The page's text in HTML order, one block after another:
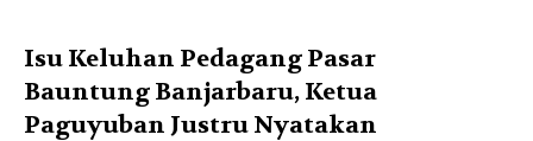
Isu Keluhan Pedagang Pasar
Bauntung Banjarbaru, Ketua
Paguyuban Justru Nyatakan